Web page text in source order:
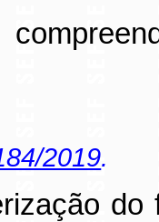
2019.
do